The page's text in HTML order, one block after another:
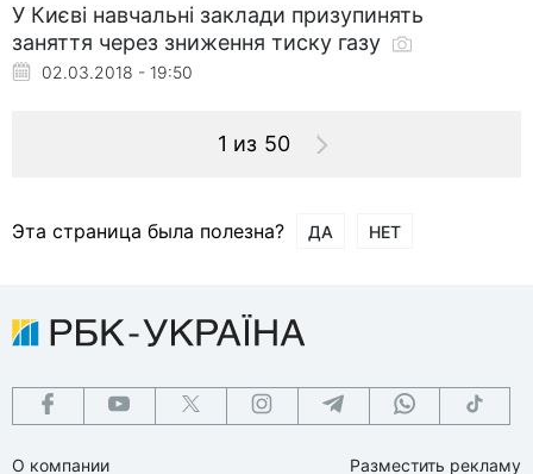
У Києві навчальні заклади призупинять
заняття через зниження тиску газу
02.03.2018 - 19:50
1 из 50
Эта страница была полезна? ДА НЕТ
О компании
Разместить рекламу